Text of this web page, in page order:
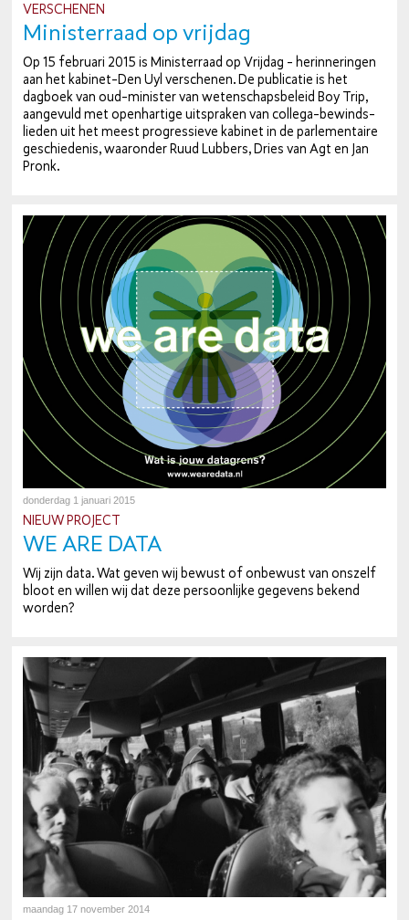
VER­SCHE­NEN
Mi­nis­ter­raad op vrijdag
Op 15 februari 2015 is Mi­nis­ter­raad op Vrijdag - her­in­ne­rin­gen
aan het ka­bi­net-Den Uyl ver­sche­nen. De pu­bli­ca­tie is het
dagboek van oud-mi­nis­ter van we­ten­schaps­be­leid Boy Trip,
aangevuld met open­har­ti­ge uit­spra­ken van col­le­ga-be­winds­
lie­den uit het meest pro­gres­sie­ve kabinet in de par­le­men­tai­re
ge­schie­de­nis, waaronder Ruud Lubbers, Dries van Agt en Jan
Pronk.
donderdag 1 januari 2015
NIEUW PROJECT
WE ARE DATA
Wij zijn data. Wat geven wij bewust of onbewust van onszelf
bloot en willen wij dat deze per­soon­lij­ke gegevens bekend
worden?
maandag 17 november 2014